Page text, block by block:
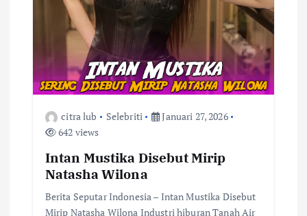
citra lub Selebriti
Januari 27, 2026
642 views
Intan Mustika Disebut Mirip
Natasha Wilona
Berita Seputar Indonesia – Intan Mustika Disebut
Mirip Natasha Wilona Industri hiburan Tanah Air